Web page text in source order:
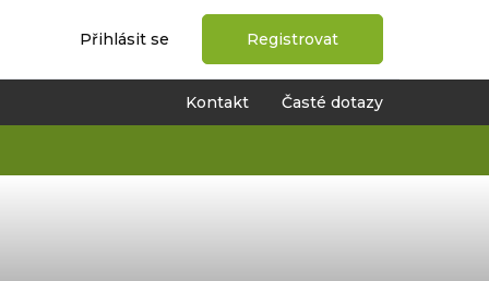
Přihlásit se Registrovat
Časté dotazy
Kontakt